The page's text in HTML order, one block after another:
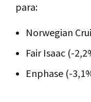
para:
Norwegian
Fair Isaac (-
Enphase (-